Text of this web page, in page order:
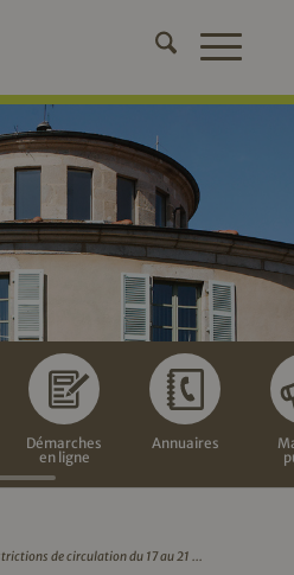
Démarches
en ligne
Annuaires
de circulation du 17 au 21 ...